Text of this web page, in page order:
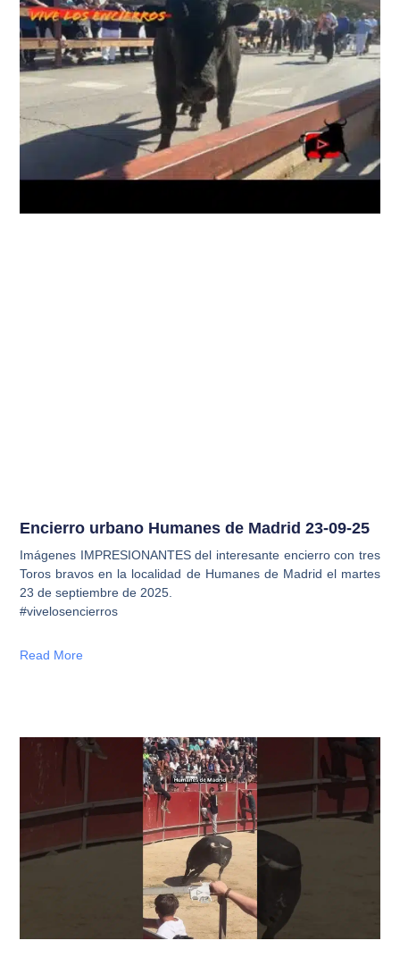
Encierro urbano Humanes de Madrid 23-09-25
Imágenes IMPRESIONANTES del interesante encierro con tres
Toros bravos en la localidad de Humanes de Madrid el martes
23 de septiembre de 2025.
#vivelosencierros
Read More